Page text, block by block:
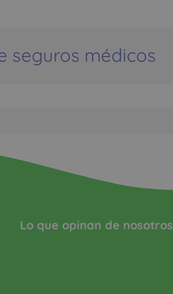
seguros médicos
Lo que opinan de nosotros